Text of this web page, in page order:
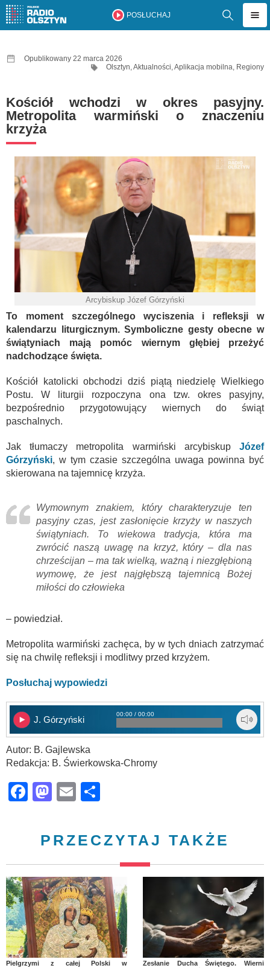
POSŁUCHAJ
Opublikowany 22 marca 2026
Olsztyn,Aktualności,Aplikacja mobilna, Regiony
Kościół wchodzi w okres pasyjny.
Metropolita warmiński o znaczeniu
krzyża
Arcybiskup Józef Górzyński
To moment szczególnego wyciszenia i refleksji w
kalendarzu liturgicznym. Symboliczne gesty obecne w
świątyniach mają pomóc wiernym głębiej przeżyć
nadchodzące święta.
Kościół katolicki obchodzi dziś piątą niedzielę Wielkiego
Postu. W liturgii rozpoczyna ona tzw. okres pasyjny,
bezpośrednio przygotowujący wiernych do świąt
paschalnych.
Jak tłumaczy metropolita warmiński arcybiskup Józef
Górzyński, w tym czasie szczególna uwaga powinna być
skierowana na tajemnicę krzyża.
Wymownym znakiem, który charakteryzuje ten
pasyjny czas, jest zasłonięcie krzyży w naszych
świątyniach. To wiekowa tradycja, która ma
zwrócić naszą uwagę na krzyż, który – dla nas
chrześcijan – ma tak wielką, ważną i niezgłębioną
wymowę, że jest najgłębszą tajemnicą Bożej
miłości do człowieka
– powiedział.
Metropolita warmiński zachęca, by w tych dniach zatrzymać
się na chwilę refleksji i modlitwy przed krzyżem.
Posłuchaj wypowiedzi
J. Górzyński
00:00 / 00:00
Autor: B. Gajlewska
Redakcja: B. Świerkowska-Chromy
Facebook
Mastodon
Email
PRZECZYTAJ TAKŻE
Pielgrzymi z całej Polski w
Zesłanie Ducha Świętego. Wierni